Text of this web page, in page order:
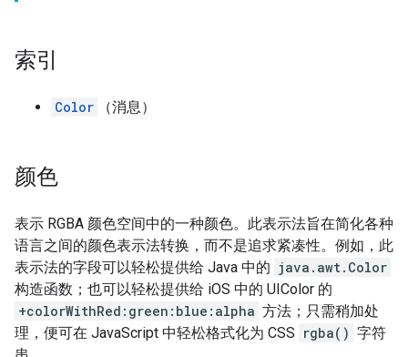
索引
Color （消息）
颜色
表示 RGBA 颜色空间中的一种颜色。此表示法旨在简化各种
语言之间的颜色表示法转换，而不是追求紧凑性。例如，此
表示法的字段可以轻松提供给 Java 中的 java.awt.Color
构造函数；也可以轻松提供给 iOS 中的 UIColor 的
+colorWithRed:green:blue:alpha 方法；只需稍加处
理，便可在 JavaScript 中轻松格式化为 CSS rgba() 字符